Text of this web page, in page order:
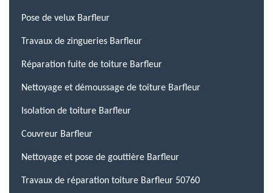
Pose de velux Barfleur
Travaux de zingueries Barfleur
Réparation fuite de toiture Barfleur
Nettoyage et démoussage de toiture Barfleur
Isolation de toiture Barfleur
Couvreur Barfleur
Nettoyage et pose de gouttière Barfleur
Travaux de réparation toiture Barfleur 50760